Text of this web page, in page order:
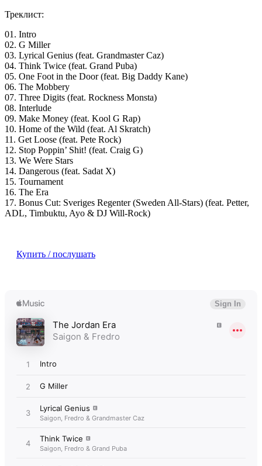
Треклист:
01. Intro
02. G Miller
03. Lyrical Genius (feat. Grandmaster Caz)
04. Think Twice (feat. Grand Puba)
05. One Foot in the Door (feat. Big Daddy Kane)
06. The Mobbery
07. Three Digits (feat. Rockness Monsta)
08. Interlude
09. Make Money (feat. Kool G Rap)
10. Home of the Wild (feat. Al Skratch)
11. Get Loose (feat. Pete Rock)
12. Stop Poppin’ Shit! (feat. Craig G)
13. We Were Stars
14. Dangerous (feat. Sadat X)
15. Tournament
16. The Era
17. Bonus Cut: Sveriges Regenter (Sweden All-Stars) (feat. Petter,
ADL, Timbuktu, Ayo & DJ Will-Rock)
Купить / послушать